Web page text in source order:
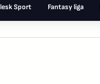
Sport Fantasy liga